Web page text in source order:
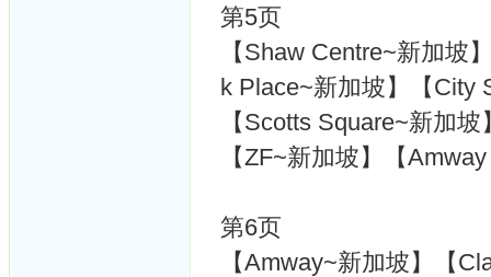
第5页
【Shaw Centre~新加坡
k Place~新加坡】【City
【Scotts Square~新加
【ZF~新加坡】【
第6页
【Amway~新加坡】【